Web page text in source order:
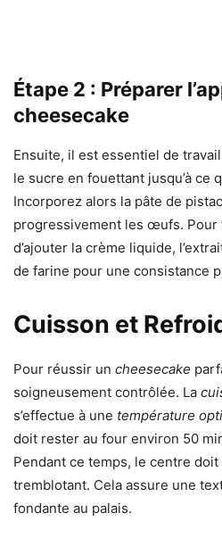
Étape 2 : Préparer
cheesecake
Ensuite, il est essentiel de
le sucre en fouettant jusqu’à ce
Incorporez alors la pâte de
progressivement les œufs. Pour
d’ajouter la crème liquide,
de farine pour une consistance
Cuisson et
Pour réussir un cheesecake
soigneusement contrôlée. La
s’effectue à une température
doit rester au four environ 50
Pendant ce temps, le centre
tremblotant. Cela assure une
fondante au palais.